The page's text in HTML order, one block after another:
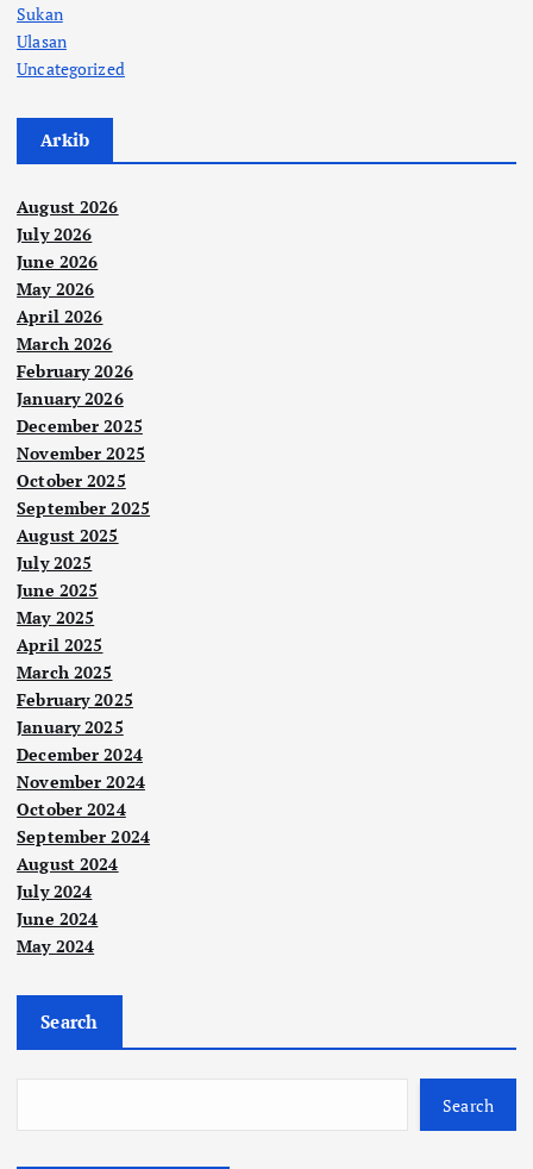
Sukan
Ulasan
Uncategorized
Arkib
August 2026
July 2026
June 2026
May 2026
April 2026
March 2026
February 2026
January 2026
December 2025
November 2025
October 2025
September 2025
August 2025
July 2025
June 2025
May 2025
April 2025
March 2025
February 2025
January 2025
December 2024
November 2024
October 2024
September 2024
August 2024
July 2024
June 2024
May 2024
Search
Search
Nege
ri
au
bers
ih
tah
mas
ih
dira
wat